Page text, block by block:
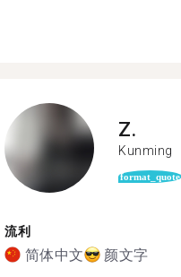
Z.
Kunming
format_quote
流利
简体中文 颜文字